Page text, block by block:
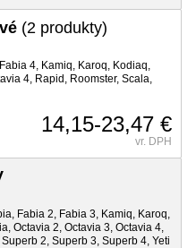
(2 produkty)
4, Kamiq, Karoq, Kodiaq,
4, Rapid, Roomster, Scala,
14,15-23,47 €
vr. DPH
Fabia 2, Fabia 3, Kamiq, Karoq,
Octavia 2, Octavia 3, Octavia 4,
2, Superb 3, Superb 4, Yeti